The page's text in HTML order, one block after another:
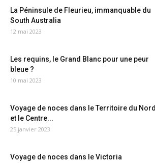
La Péninsule de Fleurieu, immanquable du
South Australia
12 mai 2023
Les requins, le Grand Blanc pour une peur
bleue ?
10 mai 2023
Voyage de noces dans le Territoire du Nord
et le Centre...
25 janvier 2023
Voyage de noces dans le Victoria